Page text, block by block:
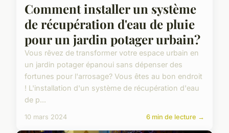
Comment installer un système
de récupération d'eau de pluie
pour un jardin potager urbain?
Vous rêvez de transformer votre espace urbain en
un jardin potager épanoui sans dépenser des
fortunes pour l'arrosage? Vous êtes au bon endroit
! L'installation d'un système de récupération d'eau
de p...
10 mars 2024 6 min de lecture →